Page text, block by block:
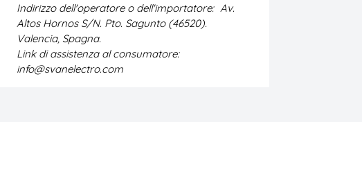
Indirizzo dell'operatore o dell'importatore: Av.
Altos Hornos S/N. Pto. Sagunto (46520).
Valencia, Spagna.
Link di assistenza al consumatore:
info@svanelectro.com